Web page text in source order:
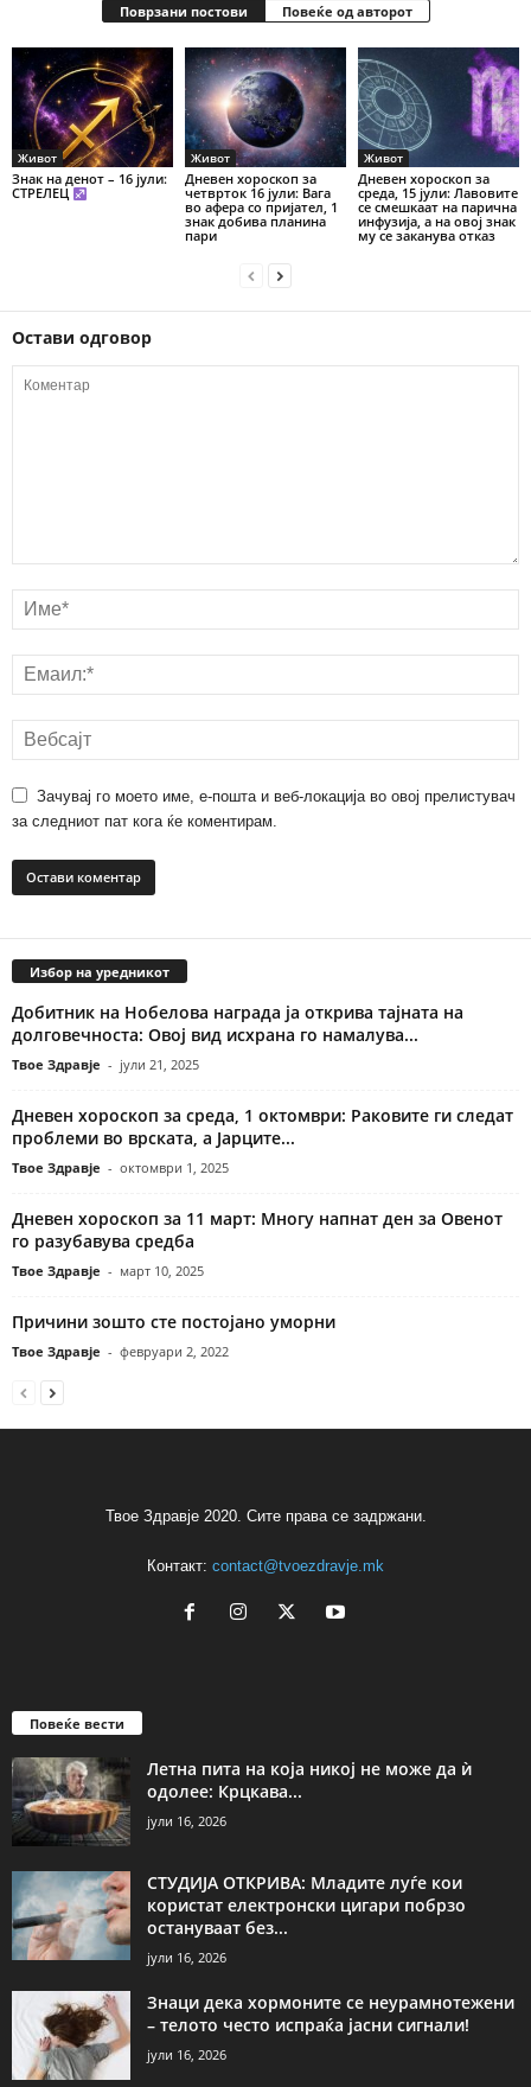
Поврзани постови Повеќе од авторот
Живот
Знак на денот – 16 јули:
СТРЕЛЕЦ
Живот
Дневен хороскоп за
четврток 16 јули: Вага
во афера со пријател, 1
знак добива планина
пари
Живот
Дневен хороскоп за
среда, 15 јули: Лавовите
се смешкаат на парична
инфузија, а на овој знак
му се заканува отказ
Остави одговор
Зачувај го моето име, е-пошта и веб-локација во овој прелистувач
за следниот пат кога ќе коментирам.
Избор на уредникот
Добитник на Нобелова награда ја открива тајната на
долговечноста: Овој вид исхрана го намалува...
Твое Здравје - јули 21, 2025
Дневен хороскоп за среда, 1 октомври: Раковите ги следат
проблеми во врската, а Јарците...
Твое Здравје - октомври 1, 2025
Дневен хороскоп за 11 март: Многу напнат ден за Овенот
го разубавува средба
Твое Здравје - март 10, 2025
Причини зошто сте постојано уморни
Твое Здравје - февруари 2, 2022
Твое Здравје 2020. Сите права се задржани.
Контакт: contact@tvoezdravje.mk
Повеќе вести
Летна пита на која никој не може да ѝ
одолее: Крцкава...
јули 16, 2026
СТУДИЈА ОТКРИВА: Младите луѓе кои
користат електронски цигари побрзо
остануваат без...
јули 16, 2026
Знаци дека хормоните се неурамнотежени
– телото често испраќа јасни сигнали!
јули 16, 2026